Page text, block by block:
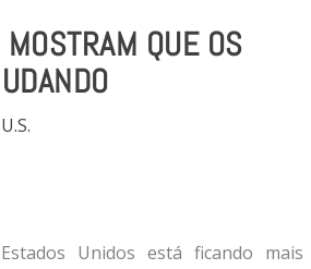
QUE OS
Unidos está ficando mais